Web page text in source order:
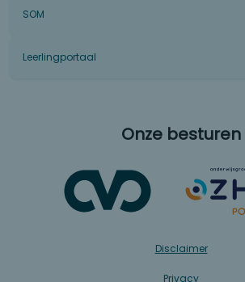
SOM
Leerlingportaal
Onze besturen
Disclaimer
Privacy